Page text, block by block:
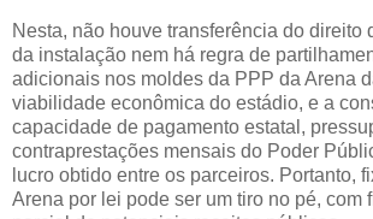
Nesta, não houve transferência do direito
da instalação nem há regra de
adicionais nos moldes da PPP da Arena
viabilidade econômica do estádio, e a
capacidade de pagamento estatal,
contraprestações mensais do Poder
lucro obtido entre os parceiros. Portanto,
Arena por lei pode ser um tiro no pé, com